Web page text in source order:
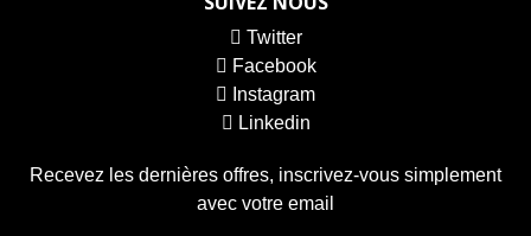
Twitter
Facebook
Instagram
Linkedin
Recevez les dernières offres, inscrivez-vous simplement
avec votre email